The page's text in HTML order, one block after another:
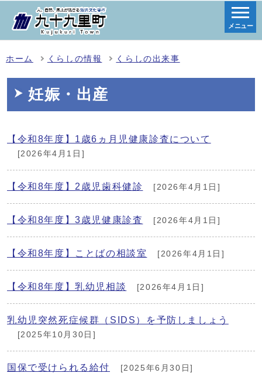
メニュー
ホーム くらしの情報 くらしの出来事
妊娠・出産
【令和8年度】1歳6ヵ月児健康診査について
[2026年4月1日]
【令和8年度】2歳児歯科健診 [2026年4月1日]
【令和8年度】3歳児健康診査 [2026年4月1日]
【令和8年度】ことばの相談室 [2026年4月1日]
【令和8年度】乳幼児相談 [2026年4月1日]
乳幼児突然死症候群（SIDS）を予防しましょう
[2025年10月30日]
国保で受けられる給付 [2025年6月30日]